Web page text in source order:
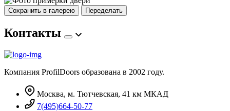
Сохранить в галерею Переделать
Контакты
Компания ProfilDoors образована в 2002 году.
Москва, м. Тютчевская, 41 км МКАД
7(495)664-50-77